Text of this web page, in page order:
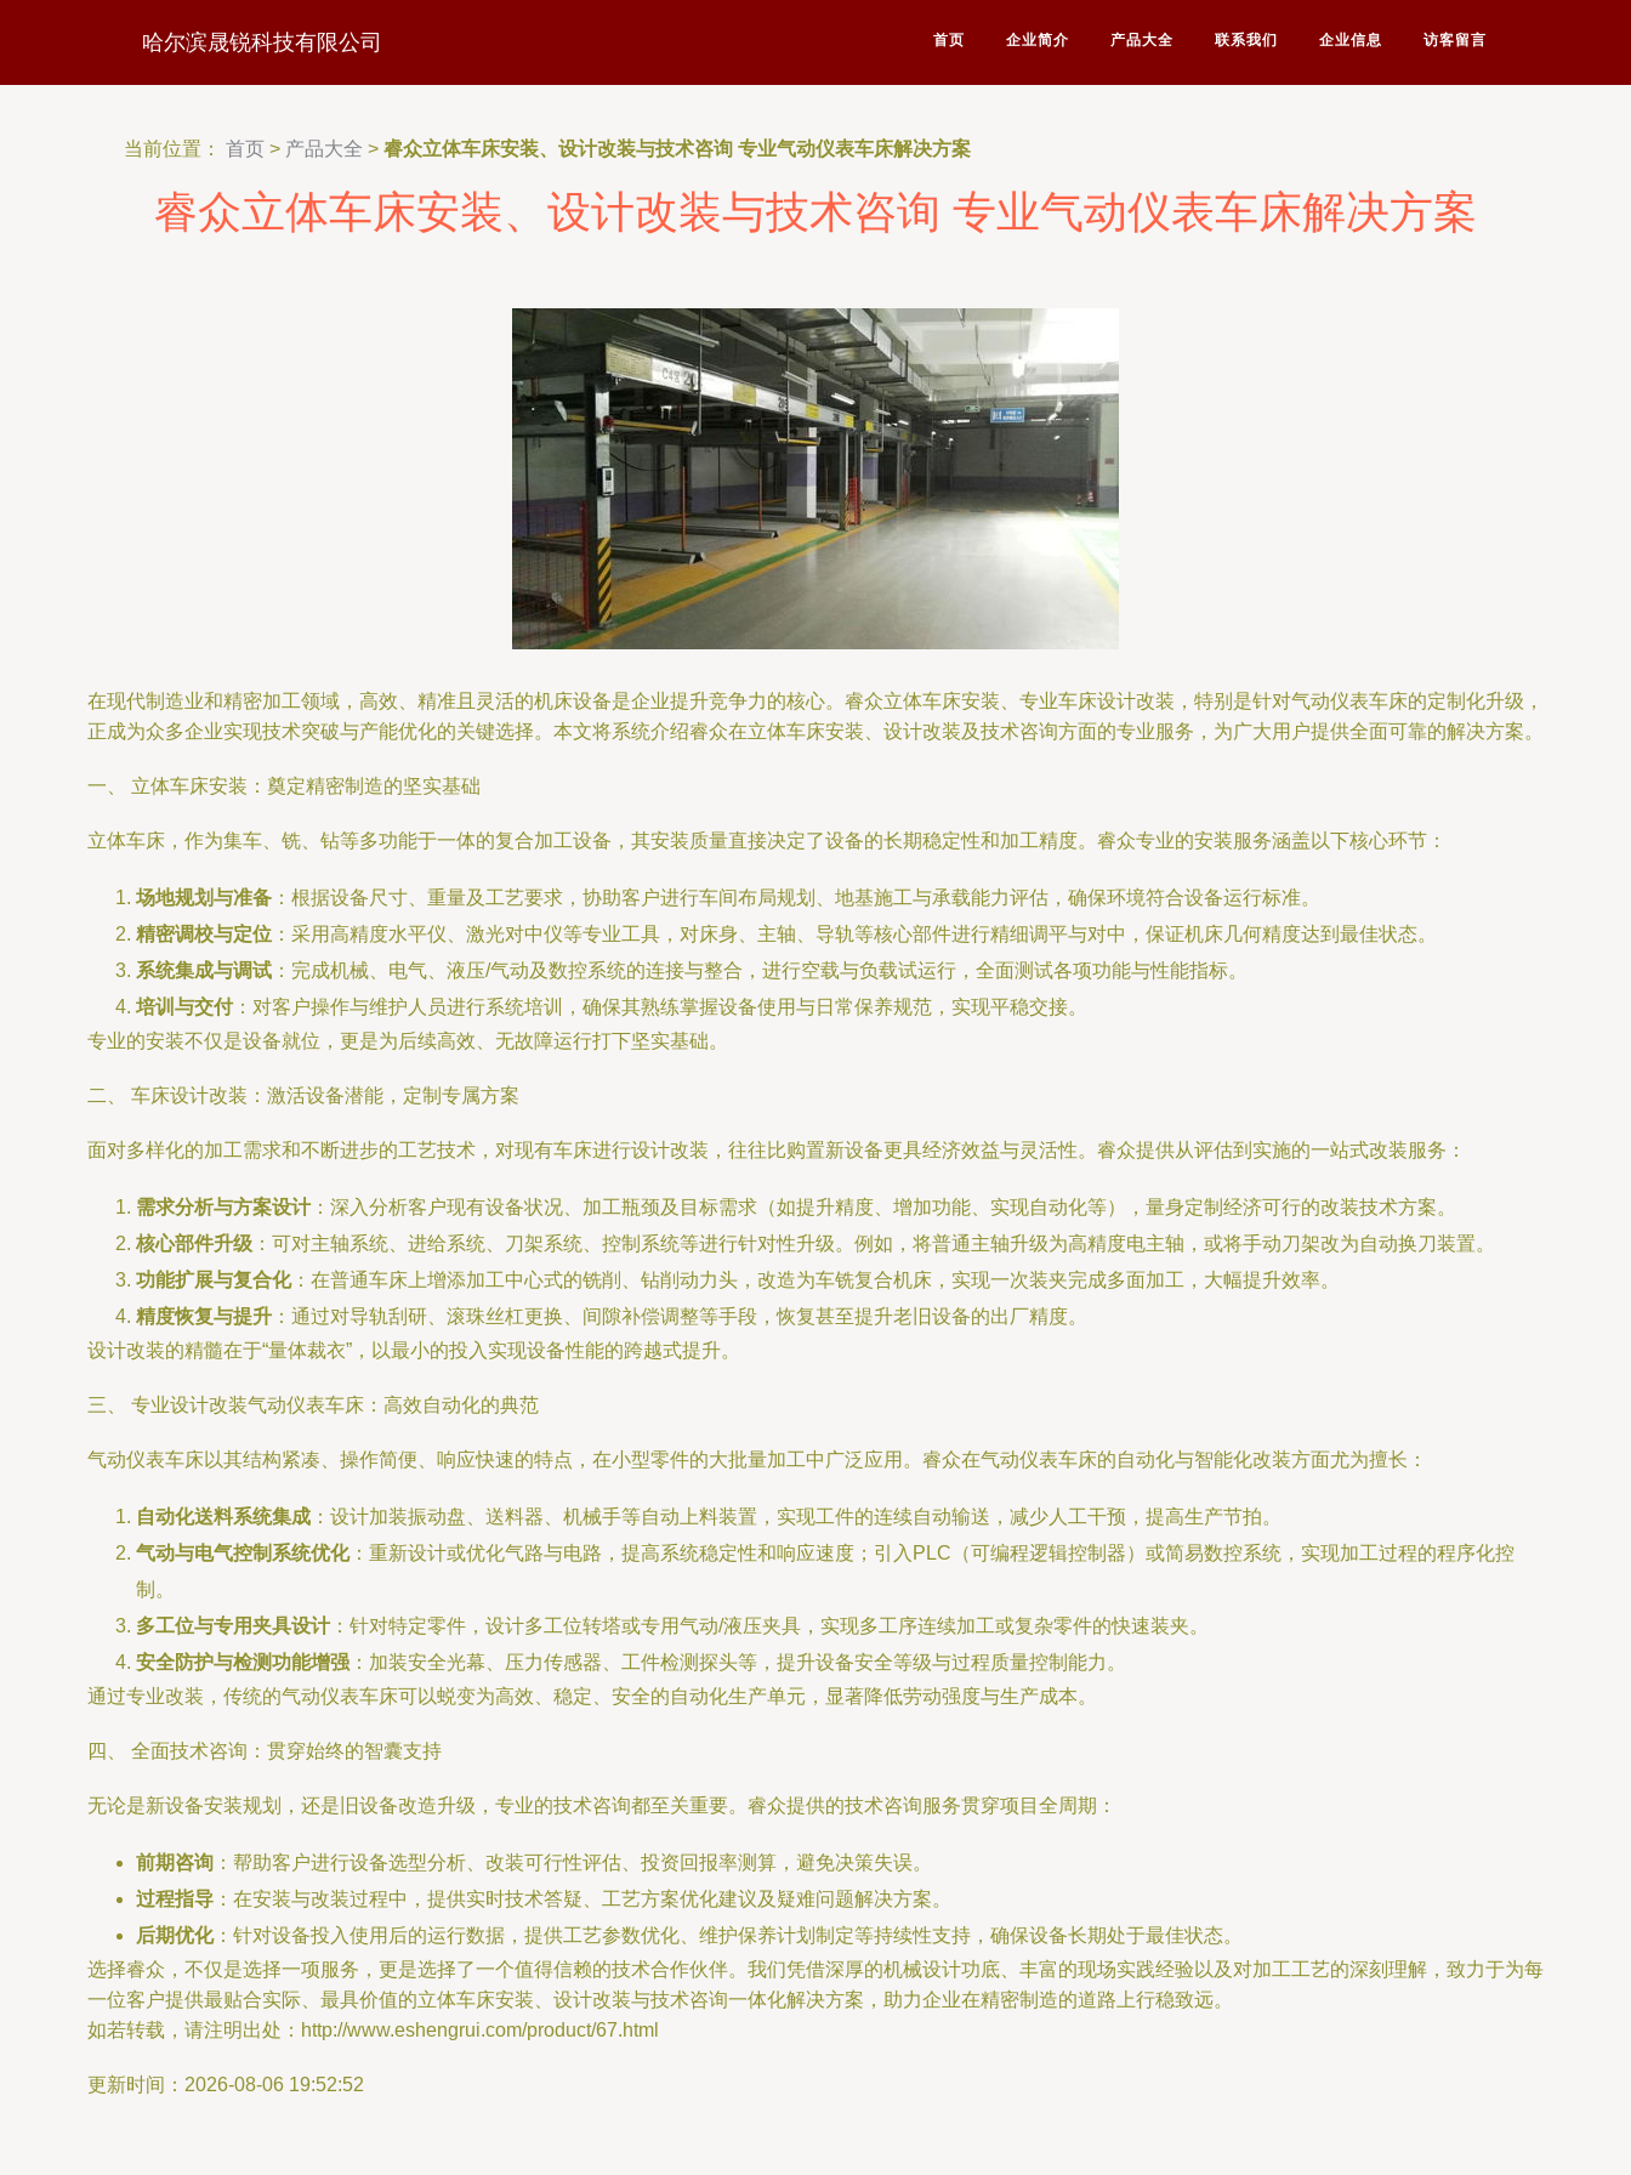
哈尔滨晟锐科技有限公司 首页 企业简介 产品大全 联系我们 企业信息 访客留言
当前位置： 首页 > 产品大全 > 睿众立体车床安装、设计改装与技术咨询 专业气动仪表车床解决方案
睿众立体车床安装、设计改装与技术咨询 专业气动仪表车床解决方案
在现代制造业和精密加工领域，高效、精准且灵活的机床设备是企业提升竞争力的核心。睿众立体车床安装、专业车床设计改装，特别是针对气动仪表车床的定制化升级，
正成为众多企业实现技术突破与产能优化的关键选择。本文将系统介绍睿众在立体车床安装、设计改装及技术咨询方面的专业服务，为广大用户提供全面可靠的解决方案。
一、 立体车床安装：奠定精密制造的坚实基础
立体车床，作为集车、铣、钻等多功能于一体的复合加工设备，其安装质量直接决定了设备的长期稳定性和加工精度。睿众专业的安装服务涵盖以下核心环节：
场地规划与准备 ：根据设备尺寸、重量及工艺要求，协助客户进行车间布局规划、地基施工与承载能力评估，确保环境符合设备运行标准。
精密调校与定位 ：采用高精度水平仪、激光对中仪等专业工具，对床身、主轴、导轨等核心部件进行精细调平与对中，保证机床几何精度达到最佳状态。
系统集成与调试 ：完成机械、电气、液压/气动及数控系统的连接与整合，进行空载与负载试运行，全面测试各项功能与性能指标。
培训与交付：对客户操作与维护人员进行系统培训，确保其熟练掌握设备使用与日常保养规范，实现平稳交接。
专业的安装不仅是设备就位，更是为后续高效、无故障运行打下坚实基础。
二、 车床设计改装：激活设备潜能，定制专属方案
面对多样化的加工需求和不断进步的工艺技术，对现有车床进行设计改装，往往比购置新设备更具经济效益与灵活性。睿众提供从评估到实施的一站式改装服务：
需求分析与方案设计：深入分析客户现有设备状况、加工瓶颈及目标需求（如提升精度、增加功能、实现自动化等），量身定制经济可行的改装技术方案。
核心部件升级 ：可对主轴系统、进给系统、刀架系统、控制系统等进行针对性升级。例如，将普通主轴升级为高精度电主轴，或将手动刀架改为自动换刀装置。
功能扩展与复合化：在普通车床上增添加工中心式的铣削、钻削动力头，改造为车铣复合机床，实现一次装夹完成多面加工，大幅提升效率。
精度恢复与提升 ：通过对导轨刮研、滚珠丝杠更换、间隙补偿调整等手段，恢复甚至提升老旧设备的出厂精度。
设计改装的精髓在于“量体裁衣”，以最小的投入实现设备性能的跨越式提升。
三、 专业设计改装气动仪表车床：高效自动化的典范
气动仪表车床以其结构紧凑、操作简便、响应快速的特点，在小型零件的大批量加工中广泛应用。睿众在气动仪表车床的自动化与智能化改装方面尤为擅长：
自动化送料系统集成 ：设计加装振动盘、送料器、机械手等自动上料装置，实现工件的连续自动输送，减少人工干预，提高生产节拍。
气动与电气控制系统优化：重新设计或优化气路与电路，提高系统稳定性和响应速度；引入PLC（可编程逻辑控制器）或简易数控系统，实现加工过程的程序化控
制。
多工位与专用夹具设计：针对特定零件，设计多工位转塔或专用气动/液压夹具，实现多工序连续加工或复杂零件的快速装夹。
安全防护与检测功能增强 ：加装安全光幕、压力传感器、工件检测探头等，提升设备安全等级与过程质量控制能力。
通过专业改装，传统的气动仪表车床可以蜕变为高效、稳定、安全的自动化生产单元，显著降低劳动强度与生产成本。
四、 全面技术咨询：贯穿始终的智囊支持
无论是新设备安装规划，还是旧设备改造升级，专业的技术咨询都至关重要。睿众提供的技术咨询服务贯穿项目全周期：
前期咨询 ：帮助客户进行设备选型分析、改装可行性评估、投资回报率测算，避免决策失误。
过程指导 ：在安装与改装过程中，提供实时技术答疑、工艺方案优化建议及疑难问题解决方案。
后期优化：针对设备投入使用后的运行数据，提供工艺参数优化、维护保养计划制定等持续性支持，确保设备长期处于最佳状态。
选择睿众，不仅是选择一项服务，更是选择了一个值得信赖的技术合作伙伴。我们凭借深厚的机械设计功底、丰富的现场实践经验以及对加工工艺的深刻理解，致力于为每
一位客户提供最贴合实际、最具价值的立体车床安装、设计改装与技术咨询一体化解决方案，助力企业在精密制造的道路上行稳致远。
如若转载，请注明出处：http://www.eshengrui.com/product/67.html
更新时间：2026-08-06 19:52:52